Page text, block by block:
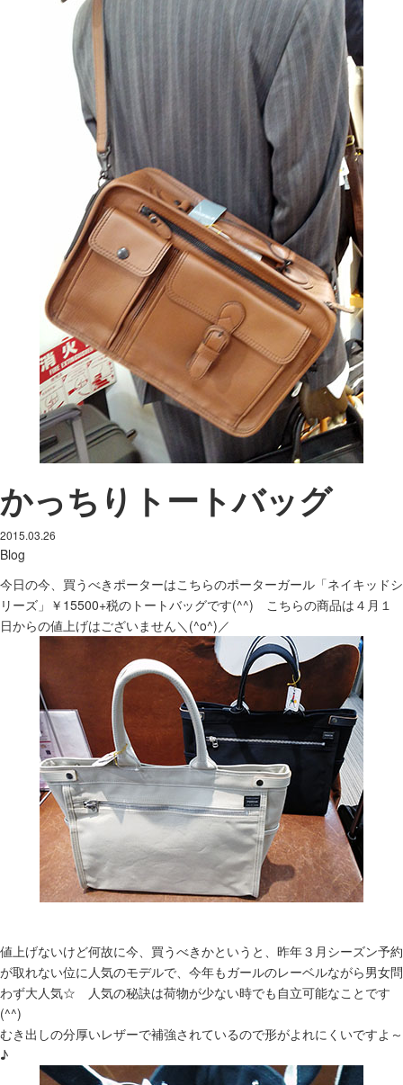
かっちりトートバッグ
2015.03.26
Blog
今日の今、買うべきポーターはこちらのポーターガール「ネイキッドシ
リーズ」￥15500+税のトートバッグです(^^) こちらの商品は４月１
日からの値上げはございません＼(^o^)／
値上げないけど何故に今、買うべきかというと、昨年３月シーズン予約
が取れない位に人気のモデルで、今年もガールのレーベルながら男女問
わず大人気☆ 人気の秘訣は荷物が少ない時でも自立可能なことです
(^^)
むき出しの分厚いレザーで補強されているので形がよれにくいですよ～
♪